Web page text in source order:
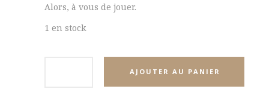
Alors, à vous de jouer.
1 en stock
AJOUTER AU PANIER